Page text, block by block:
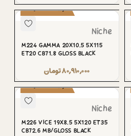
پیش‌سفارش
Niche
M224 GAMMA 20X10.5 5X115
ET20 CB71.8 GLOSS BLACK
۸۰,۹۱۰,۰۰۰تومان
پیش‌سفارش
Niche
M226 VICE 19X8.5 5X120 ET35
CB72.6 MB/GLOSS BLACK